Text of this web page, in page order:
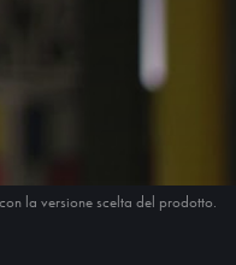
la versione scelta del prodotto.